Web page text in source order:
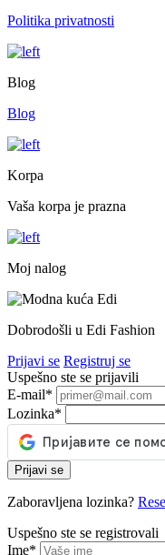
Politika privatnosti
Blog
Blog
Korpa
Vaša korpa je prazna
Moj nalog
Dobrodošli u Edi Fashion
Prijavi se Registruj se
Uspešno ste se prijavili
E-mail*
Lozinka*
Prijavi se
Zaboravljena lozinka?
Uspešno ste se registrovali
Ime*